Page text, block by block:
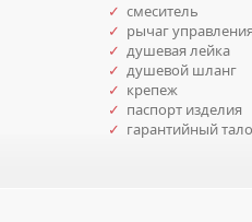
✓ смеситель
✓ рычаг управления
✓ душевая лейка
✓ душевой шланг
✓ крепеж
✓ паспорт изделия
✓ гарантийный